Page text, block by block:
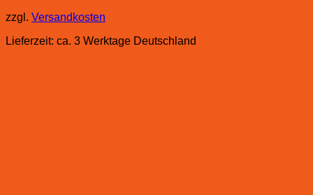
zzgl. Versandkosten
Lieferzeit: ca. 3 Werktage Deutschland